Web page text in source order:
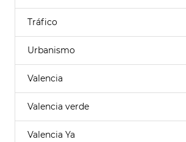
Tráfico
Urbanismo
Valencia
Valencia verde
Valencia Ya